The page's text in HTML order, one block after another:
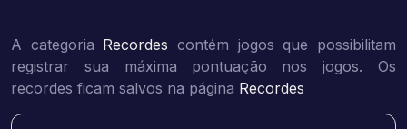
A categoria Recordes contém jogos que possibilitam
registrar sua máxima pontuação nos jogos. Os
recordes ficam salvos na página Recordes